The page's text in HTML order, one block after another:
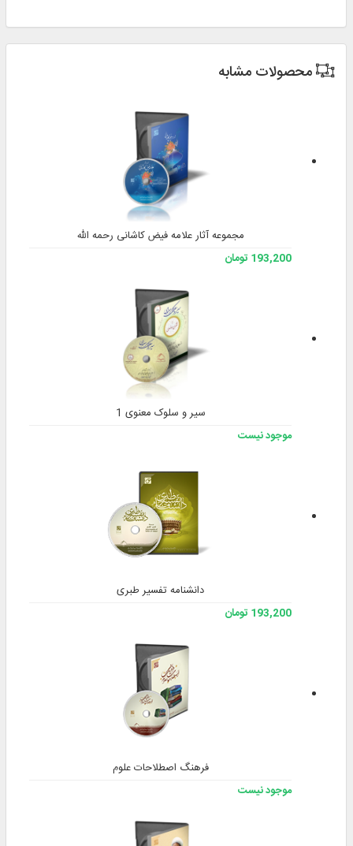
محصولات مشابه
مجموعه آثار علامه فیض کاشانی رحمه الله
193,200 تومان
سیر و سلوک معنوی 1
موجود نیست
دانشنامه تفسیر طبری
193,200 تومان
فرهنگ اصطلاحات علوم
موجود نیست